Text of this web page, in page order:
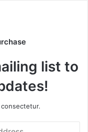
list to